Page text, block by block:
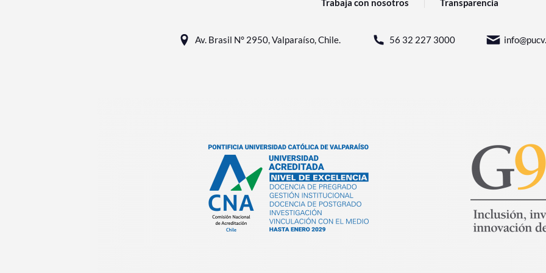
Trabaja con nosotros Transparencia
Av. Brasil N° 2950, Valparaíso, Chile. 56 32 227 3000